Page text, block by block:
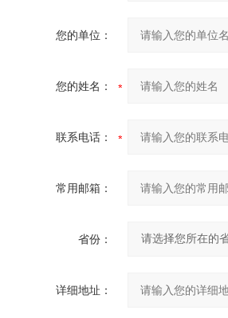
您的单位：
您的姓名：
联系电话：
常用邮箱：
省份：
详细地址：